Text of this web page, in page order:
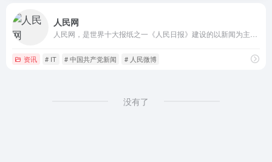
人民网
资讯 # IT # 中国共产党新闻 # 人民微博
没有了